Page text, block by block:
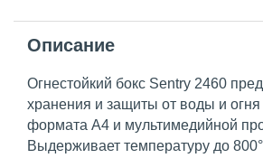
Описание
Огнестойкий бокс Sentry 2460
хранения и защиты от воды и огня
формата А4 и мультимедийной
Выдерживает температуру до